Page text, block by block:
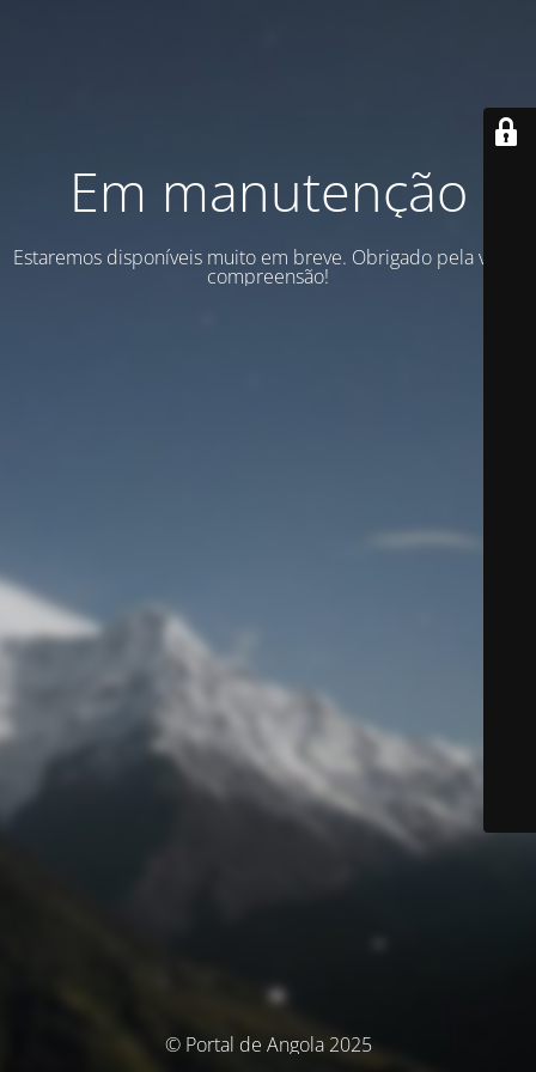
Em manutenção
Estaremos disponíveis muito em breve. Obrigado pela vossa
compreensão!
© Portal de Angola 2025